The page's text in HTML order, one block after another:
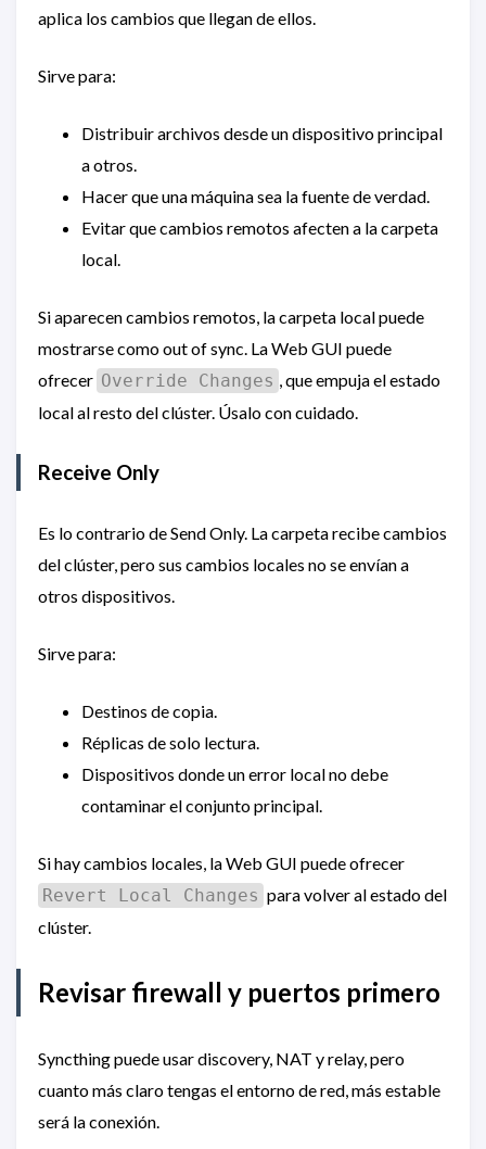
aplica los cambios que llegan de ellos.
Sirve para:
Distribuir archivos desde un dispositivo principal
a otros.
Hacer que una máquina sea la fuente de verdad.
Evitar que cambios remotos afecten a la carpeta
local.
Si aparecen cambios remotos, la carpeta local puede
mostrarse como out of sync. La Web GUI puede
ofrecer Override Changes , que empuja el estado
local al resto del clúster. Úsalo con cuidado.
Receive Only
Es lo contrario de Send Only. La carpeta recibe cambios
del clúster, pero sus cambios locales no se envían a
otros dispositivos.
Sirve para:
Destinos de copia.
Réplicas de solo lectura.
Dispositivos donde un error local no debe
contaminar el conjunto principal.
Si hay cambios locales, la Web GUI puede ofrecer
Revert Local Changes para volver al estado del
clúster.
Revisar firewall y puertos primero
Syncthing puede usar discovery, NAT y relay, pero
cuanto más claro tengas el entorno de red, más estable
será la conexión.